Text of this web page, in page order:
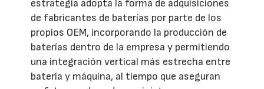
estrategia adopta la forma de adquisiciones
de fabricantes de baterías por parte de los
propios OEM, incorporando la producción de
baterías dentro de la empresa y permitiendo
una integración vertical más estrecha entre
batería y máquina, al tiempo que aseguran